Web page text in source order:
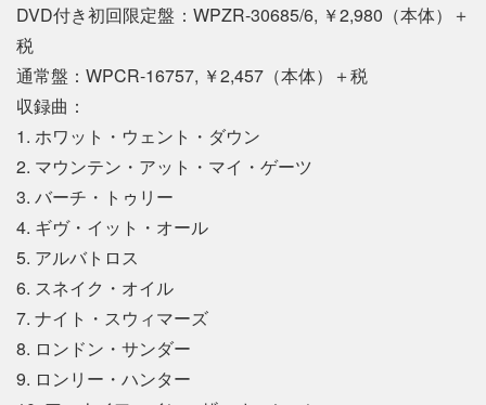
DVD付き初回限定盤：WPZR-30685/6, ￥2,980（本体）＋
税
通常盤：WPCR-16757, ￥2,457（本体）＋税
収録曲：
1. ホワット・ウェント・ダウン
2. マウンテン・アット・マイ・ゲーツ
3. バーチ・トゥリー
4. ギヴ・イット・オール
5. アルバトロス
6. スネイク・オイル
7. ナイト・スウィマーズ
8. ロンドン・サンダー
9. ロンリー・ハンター